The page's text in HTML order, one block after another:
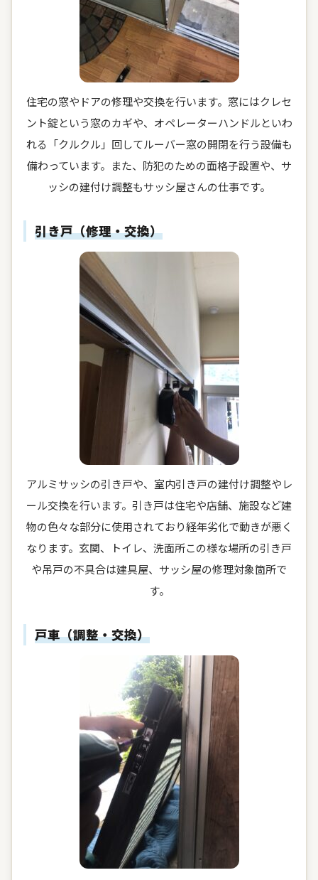
住宅の窓やドアの修理や交換を行います。窓にはクレセ
ント錠という窓のカギや、オペレーターハンドルといわ
れる「クルクル」回してルーバー窓の開閉を行う設備も
備わっています。また、防犯のための面格子設置や、サ
ッシの建付け調整もサッシ屋さんの仕事です。
引き戸（修理・交換）
アルミサッシの引き戸や、室内引き戸の建付け調整やレ
ール交換を行います。引き戸は住宅や店舗、施設など建
物の色々な部分に使用されており経年劣化で動きが悪く
なります。玄関、トイレ、洗面所この様な場所の引き戸
や吊戸の不具合は建具屋、サッシ屋の修理対象箇所で
す。
戸車（調整・交換）